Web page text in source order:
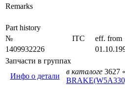
Remarks
Part history
№
ITC eff. from
1409932226
Запчасти в группах
Инфо о детали
в каталоге 3627 «